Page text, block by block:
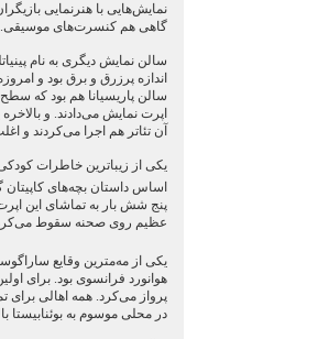
نمایش‌هایی با هنرنمایی
گاهی هم کنسرت‌های موسیقی.
سالن نمایش دیگری به نام
اندازه پرزرق و برق بود و
سالن پاریسیانا هم بود که
اپرت نمایش می‌دادند. و
آن تئاتر هم اجرا می‌کردند و
یکی از زیباترین خاطرات
اساس داستان بچه‌های
پنج شش بار به تماشای این
عظیم روی صحنه سقوط
یکی از مه‌مترین وقایع
هوانورد فرانسوی بود. برای
پرواز می‌کرد. همه اهالی برای
در محلی موسوم به بوئنابیستا